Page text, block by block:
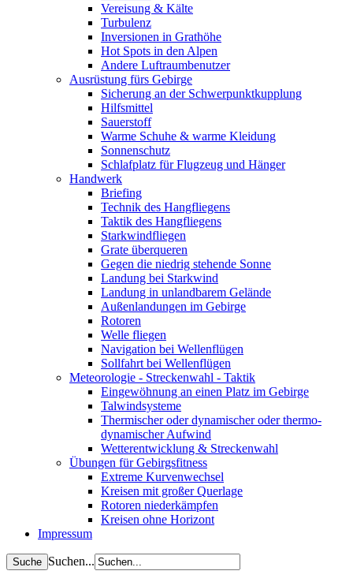
Vereisung & Kälte
Turbulenz
Inversionen in Grathöhe
Hot Spots in den Alpen
Andere Luftraumbenutzer
Ausrüstung fürs Gebirge
Sicherung an der Schwerpunktkupplung
Hilfsmittel
Sauerstoff
Warme Schuhe & warme Kleidung
Sonnenschutz
Schlafplatz für Flugzeug und Hänger
Handwerk
Briefing
Technik des Hangfliegens
Taktik des Hangfliegens
Starkwindfliegen
Grate überqueren
Gegen die niedrig stehende Sonne
Landung bei Starkwind
Landung in unlandbarem Gelände
Außenlandungen im Gebirge
Rotoren
Welle fliegen
Navigation bei Wellenflügen
Sollfahrt bei Wellenflügen
Meteorologie - Streckenwahl - Taktik
Eingewöhnung an einen Platz im Gebirge
Talwindsysteme
Thermischer oder dynamischer oder thermo-
dynamischer Aufwind
Wetterentwicklung & Streckenwahl
Übungen für Gebirgsfitness
Extreme Kurvenwechsel
Kreisen mit großer Querlage
Rotoren niederkämpfen
Kreisen ohne Horizont
Impressum
Suchen...